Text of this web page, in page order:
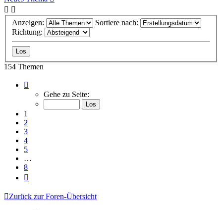
Anzeigen:
Sortiere nach:
Richtung:
154 Themen
von
Gehe zu Seite:
1
2
3
4
5
…
8
Zurück zur Foren-Übersicht